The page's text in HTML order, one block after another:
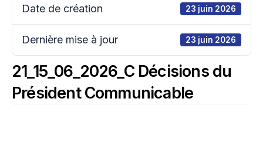
Date de création 23 juin 2026
Dernière mise à jour 23 juin 2026
21_15_06_2026_C Décisions du
Président Communicable